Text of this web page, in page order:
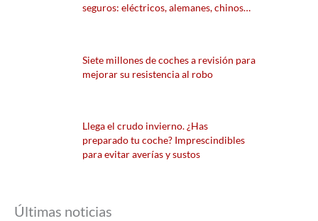
seguros: eléctricos, alemanes, chinos…
Siete millones de coches a revisión para
mejorar su resistencia al robo
Llega el crudo invierno. ¿Has
preparado tu coche? Imprescindibles
para evitar averías y sustos
Últimas noticias